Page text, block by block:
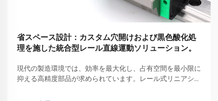
省スペース設計：カスタム穴開けおよび黒色酸化処
理を施した統合型レール直線運動ソリューション。
現代の製造環境では、効率を最大化し、占有空間を最小限に
抑える高精度部品が求められています。レール式リニアシス
制御を実現することで、産業用オートメーションを革新しま